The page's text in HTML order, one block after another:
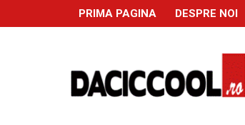
PRIMA PAGINA DESPRE NOI